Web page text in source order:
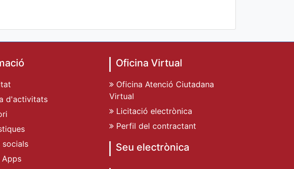
d'activitats
socials
Apps
Oficina Virtual
Oficina Atenció Ciutadana
Virtual
Licitació electrònica
Perfil del contractant
Seu electrònica